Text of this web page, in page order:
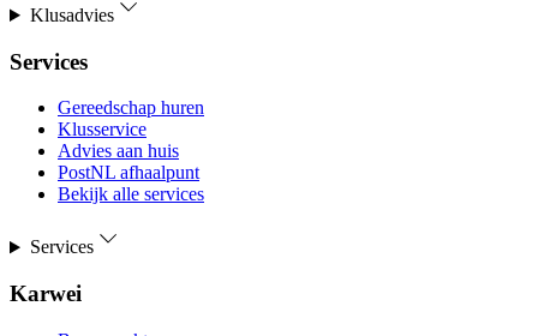
Klusadvies
Services
Gereedschap huren
Klusservice
Advies aan huis
PostNL afhaalpunt
Bekijk alle services
Services
Karwei